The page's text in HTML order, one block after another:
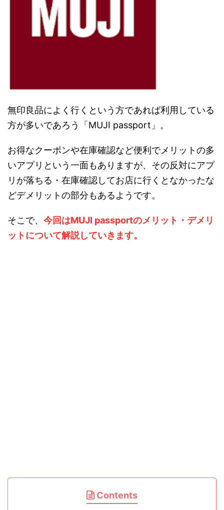
無印良品によく行くという方であれば利用している
方が多いであろう「MUJI passport」。
お得なクーポンや在庫確認など便利でメリットの多
いアプリという一面もありますが、その反対にアプ
リが落ちる・在庫確認してお店に行くとなかったな
どデメリットの部分もあるようです。
そこで、 今回はMUJI passportのメリット・デメリ
ットについて解説していきます。
Contents